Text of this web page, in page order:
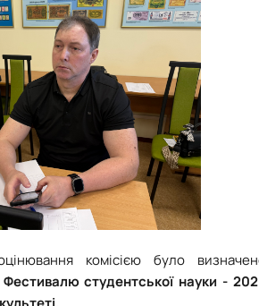
комісією було
Фестивалю студентської науки -